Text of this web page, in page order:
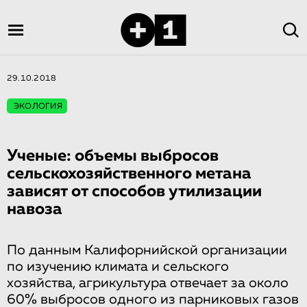
29.10.2018
ЭКОЛОГИЯ
Ученые: объемы выбросов
сельскохозяй­ствен­но­го метана
зависят от способов утилизации
навоза
По данным Калифорнийской организации
по изучению климата и сельского
хозяйства, агрикультура отвечает за около
60% выбросов одного из парниковых газов